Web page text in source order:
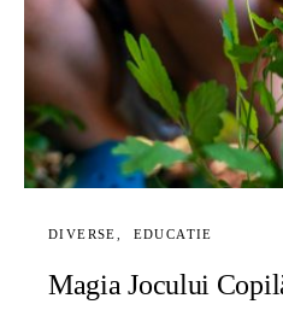
DIVERSE EDUCATIE
Magia Jocului